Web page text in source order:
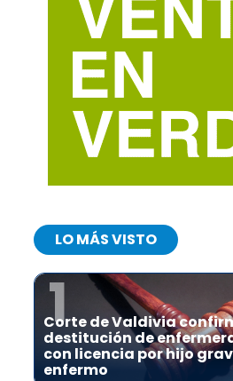
LO MÁS VISTO
1
Corte de Valdivia
destitución de
con licencia por hijo
enfermo